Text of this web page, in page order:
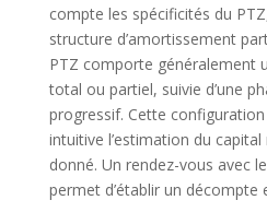
compte les spécificités du
structure d’amortissement
PTZ comporte généralement
total ou partiel, suivie d’une
progressif. Cette
intuitive l’estimation du
donné. Un rendez-vous avec
permet d’établir un décompte